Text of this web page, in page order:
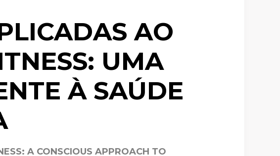
AO
UMA
À SAÚDE
A CONSCIOUS APPROACH TO